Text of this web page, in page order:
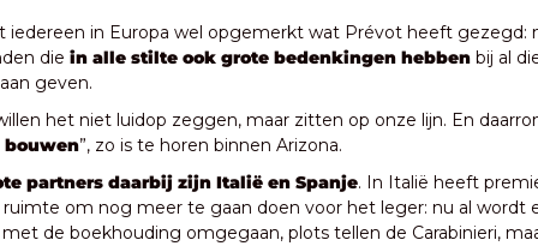
iedereen in Europa wel opgemerkt wat Prévot heeft gezegd:
die in alle stilte ook grote bedenkingen hebben bij al
geven.
het niet luidop zeggen, maar zitten op onze lijn. En
bouwen”, zo is te horen binnen Arizona.
partners daarbij zijn Italië en Spanje. In Italië heeft
om nog meer te gaan doen voor het leger: nu al wordt
de boekhouding omgegaan, plots tellen de Carabinieri,